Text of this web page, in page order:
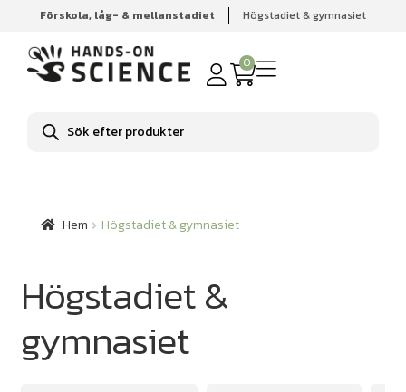
Förskola, låg- & mellanstadiet Högstadiet & gymnasiet
0
Produktsökning
Hem Högstadiet & gymnasiet
Hem Högstadiet & gymnasiet
Högstadiet &
gymnasiet